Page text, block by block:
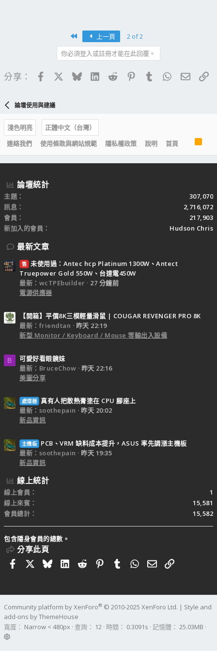
上一頁
2 of 2
你必須登入或註冊才能在此回覆。
分享： FacebookBlueskyLinkedIn
Reddit PinterestTumblrWhatsApp
電子
論壇使用與建議
淺色明亮
正體中文（台灣）
連絡我們
使用條款與網站規範 隱私權政策 說明 首頁
R
S
S
論壇統計
主題
307,070
訊息
2,716,072
會員
217,903
新加入的會員
Hudson Chris
最新文章
售 未使用過：Antec hcp Platinum 1300W、Antect
Truepower Gold 550W、台達電450W
最新：wcTPEbuilder
27 分鐘前
電源供應器
【開箱】平價8K三模輕量滑鼠 | COUGAR REVENGER PRO 8K
最新：friendtan
昨天 22:19
新型 Monitor / Keyboard / Mouse 等輸出入設備
B
可愛好看眼鏡妹
最新：BruceChow
昨天 22:16
美圖分享
處理器 真有人把散熱膏塗在 CPU 腳座上
最新：soothepain
昨天 20:02
新品資訊
主機板
PCB、VRM 缺料成本提升，ASUS 率先調漲主機板
最新：soothepain
昨天 19:35
新品資訊
線上統計
線上會員
1
線上來賓
15,581
會員總計
15,582
包含隱身會員的總數。
分享此頁
FacebookBlueskyLinkedIn
RedditPinterestTumblrWhatsApp
電子郵件
連結
Community platform by XenForo® © 2010-2025 XenForo Ltd. | Style and
add-ons by ThemeHouse
寬度
查詢 12 時間 0.3091s 記憶體 25.03MB